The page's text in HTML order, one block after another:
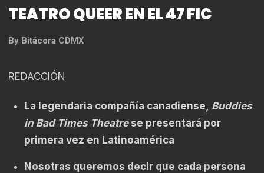
TEATRO QUEER EN EL 47 FIC
By Bitácora CDMX
REDACCIÓN
La legendaria compañía canadiense, Buddies
in Bad Times Theatrese presentará por
primera vez en Latinoamérica
Nosotras queremos decir que cada persona